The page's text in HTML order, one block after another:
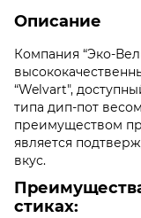
Описание
Компания “Эко-
“Welvart",
типа дип-пот
преимуществом
является
вкус.
стиках: